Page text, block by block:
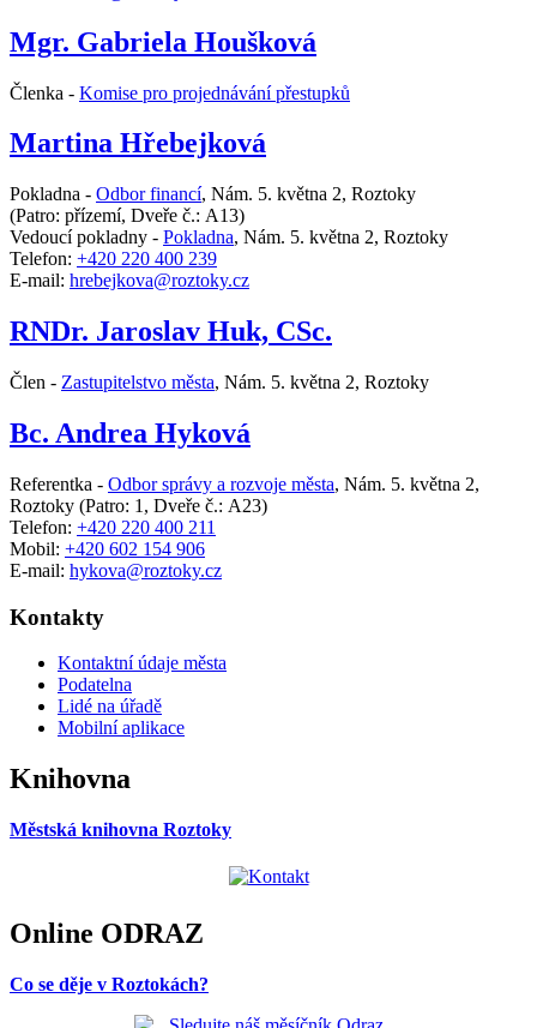
Mgr. Gabriela Houšková
Členka - Komise pro projednávání přestupků
Martina Hřebejková
Pokladna - Odbor financí, Nám. 5. května 2, Roztoky
(Patro: přízemí, Dveře č.: A13)
Vedoucí pokladny - Pokladna, Nám. 5. května 2, Roztoky
Telefon: +420 220 400 239
E-mail: hrebejkova@roztoky.cz
RNDr. Jaroslav Huk, CSc.
Člen - Zastupitelstvo města, Nám. 5. května 2, Roztoky
Bc. Andrea Hyková
Referentka - Odbor správy a rozvoje města, Nám. 5. května 2,
Roztoky (Patro: 1, Dveře č.: A23)
Telefon: +420 220 400 211
Mobil: +420 602 154 906
E-mail: hykova@roztoky.cz
Kontakty
Kontaktní údaje města
Podatelna
Lidé na úřadě
Mobilní aplikace
Knihovna
Městská knihovna Roztoky
Online ODRAZ
Co se děje v Roztokách?